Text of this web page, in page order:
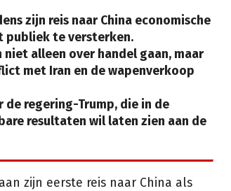
zijn reis naar China economische
publiek te versterken.
niet alleen over handel gaan, maar
met Iran en de wapenverkoop
de regering-Trump, die in de
resultaten wil laten zien aan de
zijn eerste reis naar China als